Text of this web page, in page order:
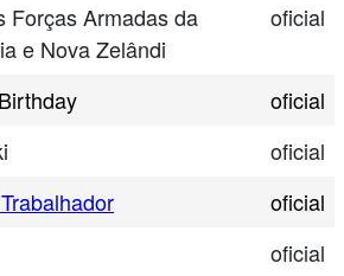
Forças Armadas da
e Nova Zelândi
oficial
oficial
oficial
oficial
oficial